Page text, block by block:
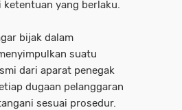
yang berlaku.
bijak dalam
suatu
dari aparat penegak
dugaan pelanggaran
sesuai prosedur.